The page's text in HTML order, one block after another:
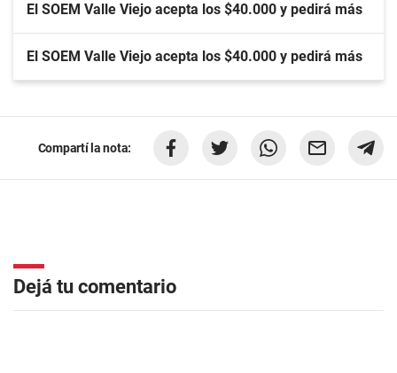
El SOEM Valle Viejo acepta los $40.000 y pedirá más
El SOEM Valle Viejo acepta los $40.000 y pedirá más
Compartí la nota:
Dejá tu comentario